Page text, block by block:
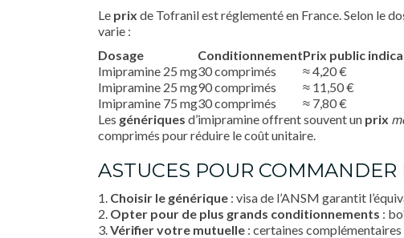
Le prix de Tofranil est réglementé en France. Selon le
varie :
Dosage
ConditionnementPrix public
Imipramine 25 mg30 comprimés ≈ 4,20 €
Imipramine 25 mg90 comprimés ≈ 11,50 €
Imipramine 75 mg30 comprimés ≈ 7,80 €
Les génériques d’imipramine offrent souvent un prix
comprimés pour réduire le coût unitaire.
ASTUCES POUR
1. Choisir le générique : visa de l’ANSM garantit
2. Opter pour de plus grands conditionnements :
3.Vérifier votre mutuelle : certaines